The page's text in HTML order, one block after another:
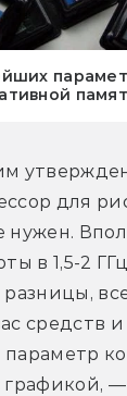
для
нужен.
в 1,5-2
средств
графикой,